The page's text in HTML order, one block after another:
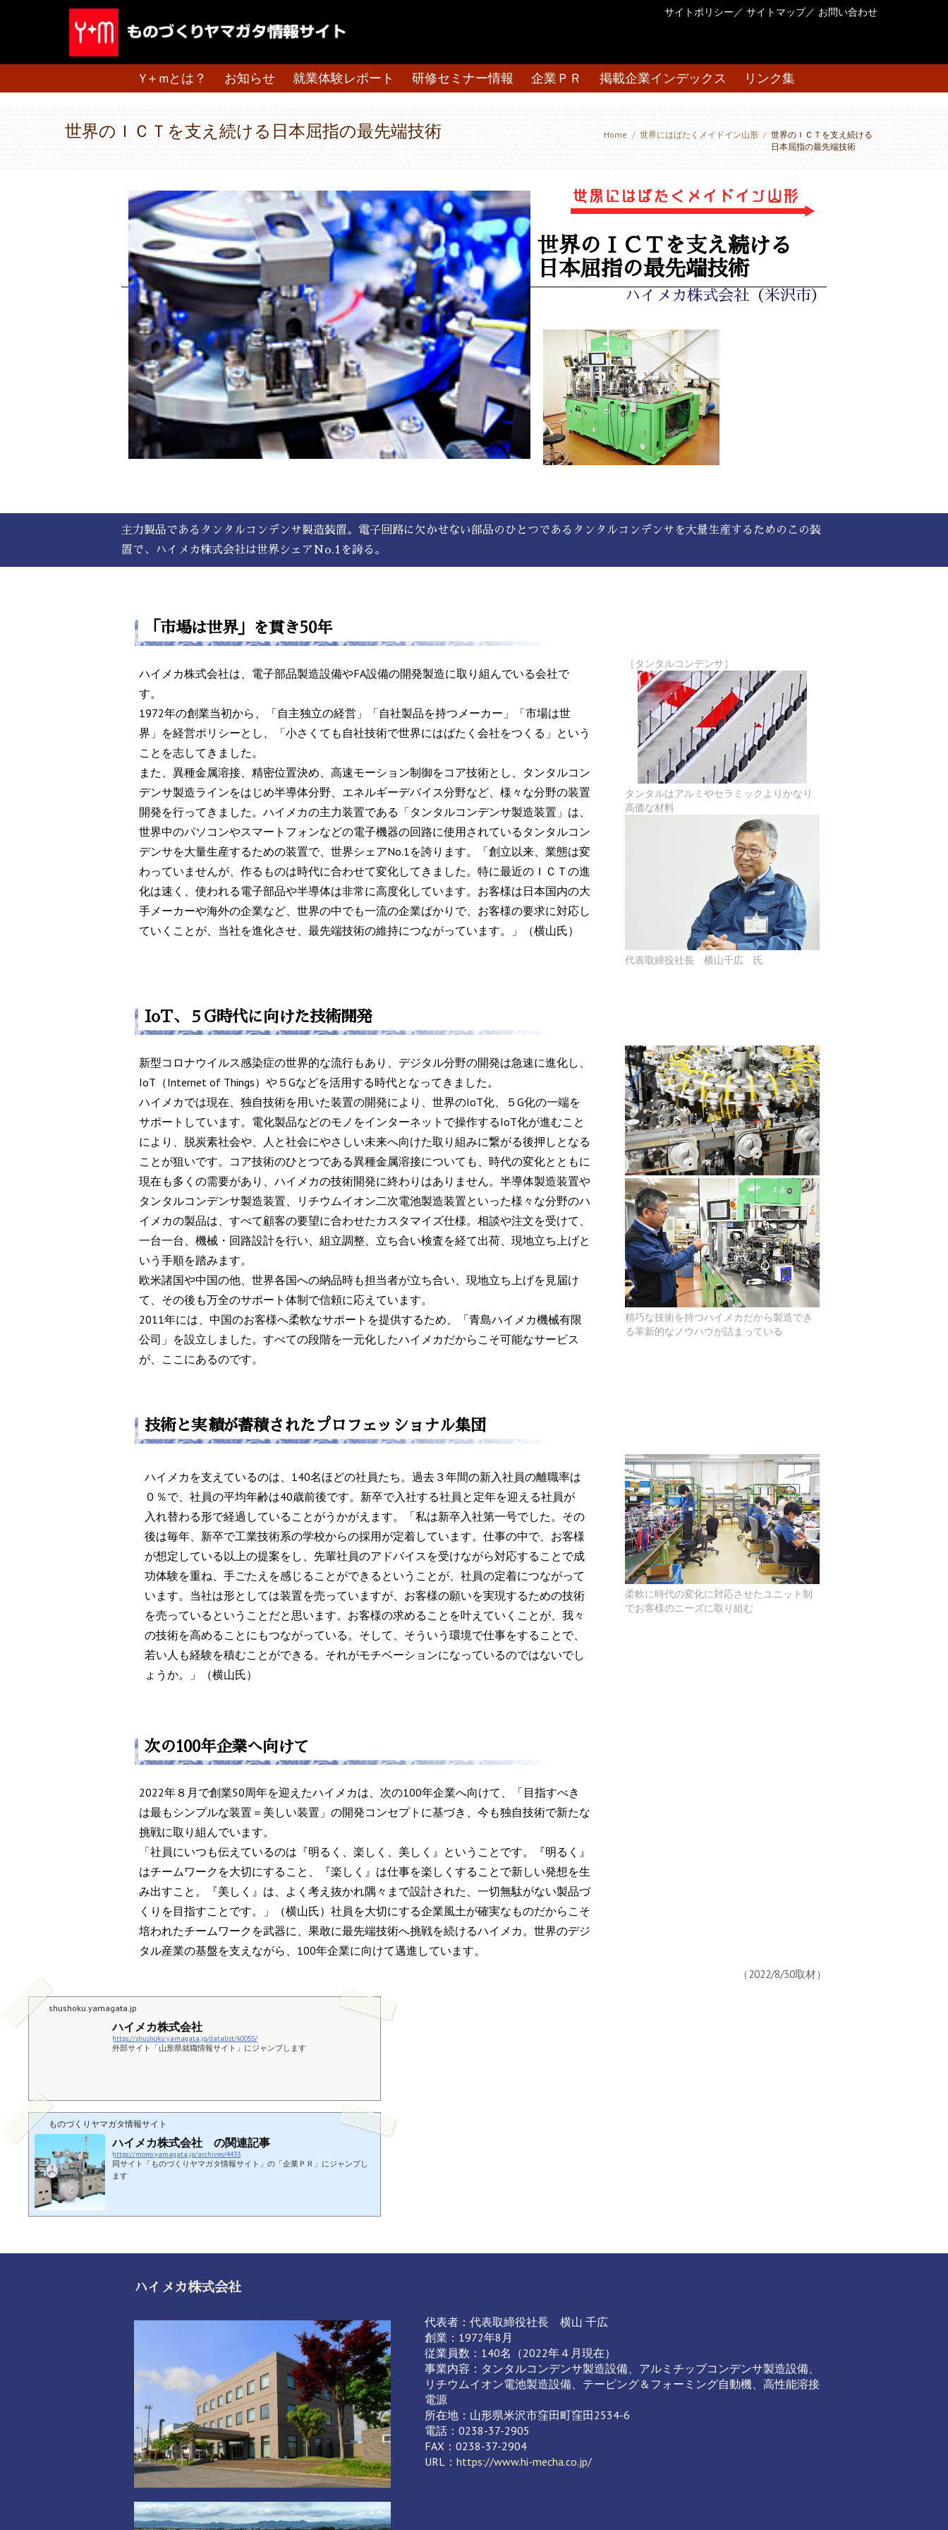
サイトポリシー／ サイトマップ／ お問い合わせ
Y＋mとは？ お知らせ 就業体験レポート 研修セミナー情報 企業ＰＲ 掲載企業インデックス リンク集
Home / 世界にはばたくメイドイン山形 / 世界のＩＣＴを支え続ける
日本屈指の最先端技術
世界のＩＣＴを支え続ける日本屈指の最先端技術
世界のＩＣＴを支え続ける
日本屈指の最先端技術
ハイメカ株式会社（米沢市）
主力製品であるタンタルコンデンサ製造装置。電子回路に欠かせない部品のひとつであるタンタルコンデンサを大量生産するためのこの装
置で、ハイメカ株式会社は世界シェアNo.1を誇る。
「市場は世界」を貫き50年
ハイメカ株式会社は、電子部品製造設備やFA設備の開発製造に取り組んでいる会社で
す。
1972年の創業当初から、「自主独立の経営」「自社製品を持つメーカー」「市場は世
界」を経営ポリシーとし、「小さくても自社技術で世界にはばたく会社をつくる」という
ことを志してきました。
また、異種金属溶接、精密位置決め、高速モーション制御をコア技術とし、タンタルコン
デンサ製造ラインをはじめ半導体分野、エネルギーデバイス分野など、様々な分野の装置
開発を行ってきました。ハイメカの主力装置である「タンタルコンデンサ製造装置」は、
世界中のパソコンやスマートフォンなどの電子機器の回路に使用されているタンタルコン
デンサを大量生産するための装置で、世界シェアNo.1を誇ります。「創立以来、業態は変
わっていませんが、作るものは時代に合わせて変化してきました。特に最近のＩＣＴの進
化は速く、使われる電子部品や半導体は非常に高度化しています。お客様は日本国内の大
手メーカーや海外の企業など、世界の中でも一流の企業ばかりで、お客様の要求に対応し
ていくことが、当社を進化させ、最先端技術の維持につながっています。」（横山氏）
［タンタルコンデンサ］
タンタルはアルミやセラミックよりかなり
高価な材料
代表取締役社長 横山千広 氏
IoT、５G時代に向けた技術開発
新型コロナウイルス感染症の世界的な流行もあり、デジタル分野の開発は急速に進化し、
IoT（Internet of Things）や５Gなどを活用する時代となってきました。
ハイメカでは現在、独自技術を用いた装置の開発により、世界のIoT化、５G化の一端を
サポートしています。電化製品などのモノをインターネットで操作するIoT化が進むこと
により、脱炭素社会や、人と社会にやさしい未来へ向けた取り組みに繋がる後押しとなる
ことが狙いです。コア技術のひとつである異種金属溶接についても、時代の変化とともに
現在も多くの需要があり、ハイメカの技術開発に終わりはありません。半導体製造装置や
タンタルコンデンサ製造装置、リチウムイオン二次電池製造装置といった様々な分野のハ
イメカの製品は、すべて顧客の要望に合わせたカスタマイズ仕様。相談や注文を受けて、
一台一台、機械・回路設計を行い、組立調整、立ち合い検査を経て出荷、現地立ち上げと
いう手順を踏みます。
欧米諸国や中国の他、世界各国への納品時も担当者が立ち合い、現地立ち上げを見届け
て、その後も万全のサポート体制で信頼に応えています。
2011年には、中国のお客様へ柔軟なサポートを提供するため、「青島ハイメカ機械有限
公司」を設立しました。すべての段階を一元化したハイメカだからこそ可能なサービス
が、ここにあるのです。
精巧な技術を持つハイメカだから製造でき
る革新的なノウハウが詰まっている
技術と実績が蓄積されたプロフェッショナル集団
ハイメカを支えているのは、140名ほどの社員たち。過去３年間の新入社員の離職率は
０％で、社員の平均年齢は40歳前後です。新卒で入社する社員と定年を迎える社員が
入れ替わる形で経過していることがうかがえます。「私は新卒入社第一号でした。その
後は毎年、新卒で工業技術系の学校からの採用が定着しています。仕事の中で、お客様
が想定している以上の提案をし、先輩社員のアドバイスを受けながら対応することで成
功体験を重ね、手ごたえを感じることができるということが、社員の定着につながって
います。当社は形としては装置を売っていますが、お客様の願いを実現するための技術
を売っているということだと思います。お客様の求めることを叶えていくことが、我々
の技術を高めることにもつながっている。そして、そういう環境で仕事をすることで、
若い人も経験を積むことができる。それがモチベーションになっているのではないでし
ょうか。」（横山氏）
柔軟に時代の変化に対応させたユニット制
でお客様のニーズに取り組む
次の100年企業へ向けて
2022年８月で創業50周年を迎えたハイメカは、次の100年企業へ向けて、「目指すべき
は最もシンプルな装置＝美しい装置」の開発コンセプトに基づき、今も独自技術で新たな
挑戦に取り組んでいます。
「社員にいつも伝えているのは『明るく、楽しく、美しく』ということです。『明るく』
はチームワークを大切にすること、『楽しく』は仕事を楽しくすることで新しい発想を生
み出すこと。『美しく』は、よく考え抜かれ隅々まで設計された、一切無駄がない製品づ
くりを目指すことです。」（横山氏）社員を大切にする企業風土が確実なものだからこそ
培われたチームワークを武器に、果敢に最先端技術へ挑戦を続けるハイメカ。世界のデジ
タル産業の基盤を支えながら、100年企業に向けて邁進しています。
（2022/8/30取材）
shushoku.yamagata.jp
ハイメカ株式会社
https://shushoku.yamagata.jp/datalist/k0055/
外部サイト「山形県就職情報サイト」にジャンプします
ものづくりヤマガタ情報サイト
ハイメカ株式会社 の関連記事
https://mono.yamagata.jp/archives/4433
同サイト「ものづくりヤマガタ情報サイト」の「企業ＰＲ」にジャンプし
ます
ハイメカ株式会社
代表者：代表取締役社長 横山 千広
創業：1972年8月
従業員数：140名（2022年４月現在）
事業内容：タンタルコンデンサ製造設備、アルミチップコンデンサ製造設備、
リチウムイオン電池製造設備、テーピング＆フォーミング自動機、高性能溶接
電源
所在地：山形県米沢市窪田町窪田2534-6
電話：0238-37-2905
FAX：0238-37-2904
URL： https://www.hi-mecha.co.jp/